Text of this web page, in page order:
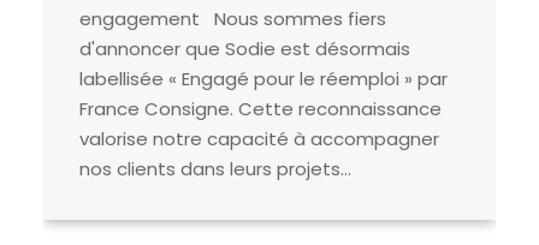
engagement Nous sommes fiers
d'annoncer que Sodie est désormais
labellisée « Engagé pour le réemploi » par
France Consigne. Cette reconnaissance
valorise notre capacité à accompagner
nos clients dans leurs projets...